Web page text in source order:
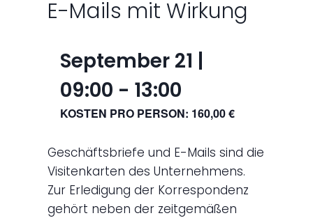
E-Mails mit Wirkung
September 21 |
09:00 - 13:00
KOSTEN PRO PERSON: 160,00 €
Geschäftsbriefe und E-Mails sind die
Visitenkarten des Unternehmens.
Zur Erledigung der Korrespondenz
gehört neben der zeitgemäßen